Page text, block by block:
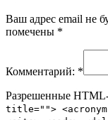
Ваш адрес email не
помечены *
Комментарий: *
Разрешенные
title="">